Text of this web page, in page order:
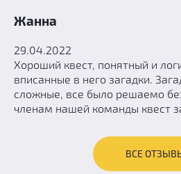
Жанна
29.04.2022
Хороший квест, понятный и
вписанные в него загадки.
сложные, все было решаемо
членам нашей команды квест
ВСЕ